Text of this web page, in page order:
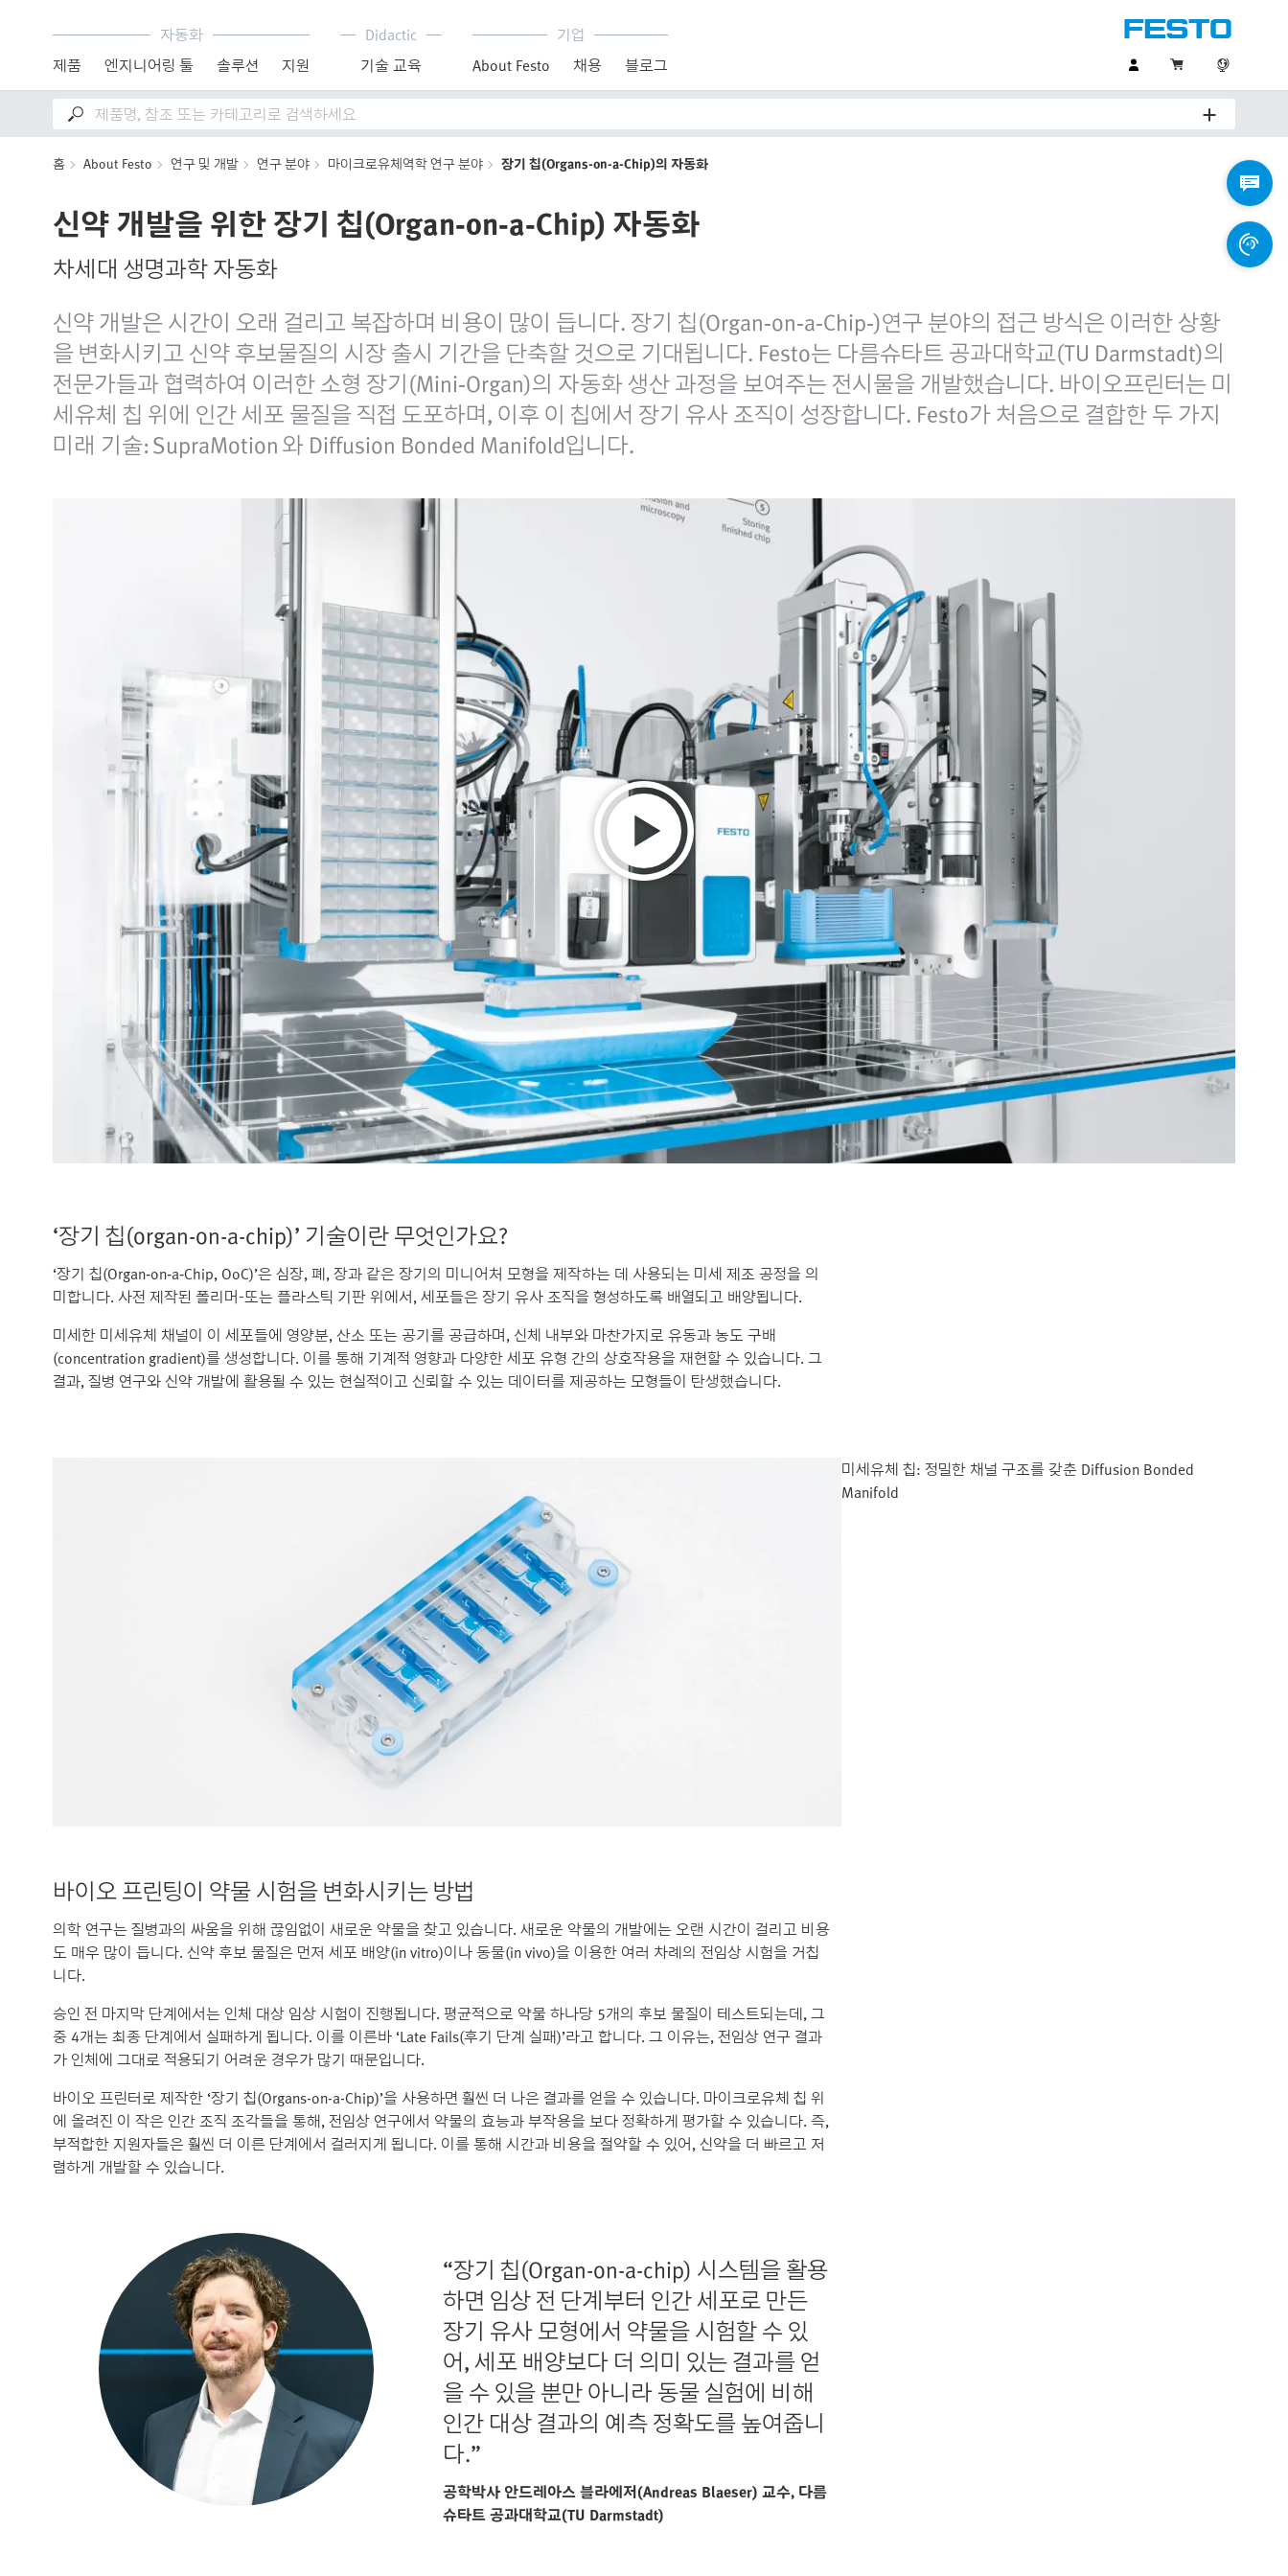
자동화
제품
엔지니어링 툴 솔루션 지원
Didactic
기술 교육
기업
About Festo
채용 블로그
홈 About Festo 연구 및 개발 연구 분야 마이크로유체역학 연구 분야 장기 칩(Organs-on-a-Chip)의 자동화
신약 개발을 위한 장기 칩(Organ‑on‑a‑Chip) 자동화
차세대 생명과학 자동화
신약 개발은 시간이 오래 걸리고 복잡하며 비용이 많이 듭니다. 장기 칩(Organ‑on‑a‑Chip‑)연구 분야의 접근 방식은 이러한 상황
을 변화시키고 신약 후보물질의 시장 출시 기간을 단축할 것으로 기대됩니다. Festo는 다름슈타트 공과대학교(TU Darmstadt)의
전문가들과 협력하여 이러한 소형 장기(Mini‑Organ)의 자동화 생산 과정을 보여주는 전시물을 개발했습니다. 바이오프린터는 미
세유체 칩 위에 인간 세포 물질을 직접 도포하며, 이후 이 칩에서 장기 유사 조직이 성장합니다. Festo가 처음으로 결합한 두 가지
미래 기술: SupraMotion 와 Diffusion Bonded Manifold입니다.
‘장기 칩(organ-on-a-chip)’ 기술이란 무엇인가요?
‘장기 칩(Organ‑on‑a‑Chip, OoC)’은 심장, 폐, 장과 같은 장기의 미니어처 모형을 제작하는 데 사용되는 미세 제조 공정을 의
미합니다. 사전 제작된 폴리머‑또는 플라스틱 기판 위에서, 세포들은 장기 유사 조직을 형성하도록 배열되고 배양됩니다.
미세한 미세유체 채널이 이 세포들에 영양분, 산소 또는 공기를 공급하며, 신체 내부와 마찬가지로 유동과 농도 구배
(concentration gradient)를 생성합니다. 이를 통해 기계적 영향과 다양한 세포 유형 간의 상호작용을 재현할 수 있습니다. 그
결과, 질병 연구와 신약 개발에 활용될 수 있는 현실적이고 신뢰할 수 있는 데이터를 제공하는 모형들이 탄생했습니다.
미세유체 칩: 정밀한 채널 구조를 갖춘 Diffusion Bonded
Manifold
바이오 프린팅이 약물 시험을 변화시키는 방법
의학 연구는 질병과의 싸움을 위해 끊임없이 새로운 약물을 찾고 있습니다. 새로운 약물의 개발에는 오랜 시간이 걸리고 비용
도 매우 많이 듭니다. 신약 후보 물질은 먼저 세포 배양(in vitro)이나 동물(in vivo)을 이용한 여러 차례의 전임상 시험을 거칩
니다.
승인 전 마지막 단계에서는 인체 대상 임상 시험이 진행됩니다. 평균적으로 약물 하나당 5개의 후보 물질이 테스트되는데, 그
중 4개는 최종 단계에서 실패하게 됩니다. 이를 이른바 ‘Late Fails(후기 단계 실패)’라고 합니다. 그 이유는, 전임상 연구 결과
가 인체에 그대로 적용되기 어려운 경우가 많기 때문입니다.
바이오 프린터로 제작한 ‘장기 칩(Organs-on-a-Chip)’을 사용하면 훨씬 더 나은 결과를 얻을 수 있습니다. 마이크로유체 칩 위
에 올려진 이 작은 인간 조직 조각들을 통해, 전임상 연구에서 약물의 효능과 부작용을 보다 정확하게 평가할 수 있습니다. 즉,
부적합한 지원자들은 훨씬 더 이른 단계에서 걸러지게 됩니다. 이를 통해 시간과 비용을 절약할 수 있어, 신약을 더 빠르고 저
렴하게 개발할 수 있습니다.
“장기 칩(Organ-on-a-chip) 시스템을 활용
하면 임상 전 단계부터 인간 세포로 만든
장기 유사 모형에서 약물을 시험할 수 있
어, 세포 배양보다 더 의미 있는 결과를 얻
을 수 있을 뿐만 아니라 동물 실험에 비해
인간 대상 결과의 예측 정확도를 높여줍니
다.”
공학박사 안드레아스 블라에저(Andreas Blaeser) 교수, 다름
슈타트 공과대학교(TU Darmstadt)